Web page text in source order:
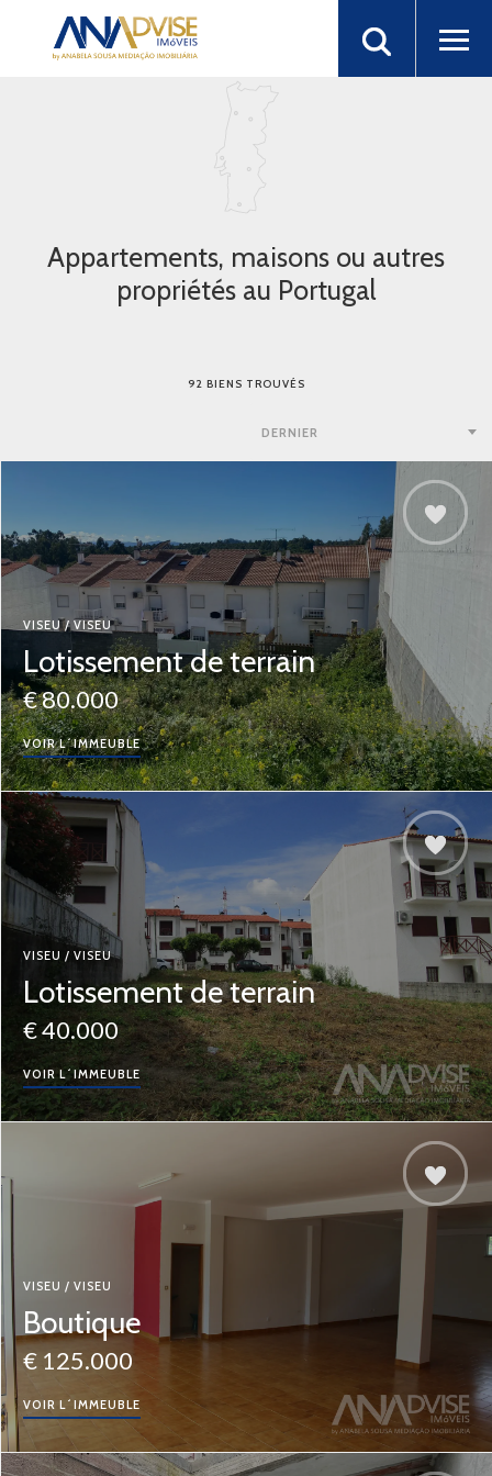
Appartements, maisons ou autres
propriétés au Portugal
92 BIENS TROUVÉS
DERNIER
VISEU / VISEU
Lotissement de terrain
€ 80.000
VOIR L´IMMEUBLE
VISEU / VISEU
Lotissement de terrain
€ 40.000
VOIR L´IMMEUBLE
VISEU / VISEU
Boutique
€ 125.000
VOIR L´IMMEUBLE